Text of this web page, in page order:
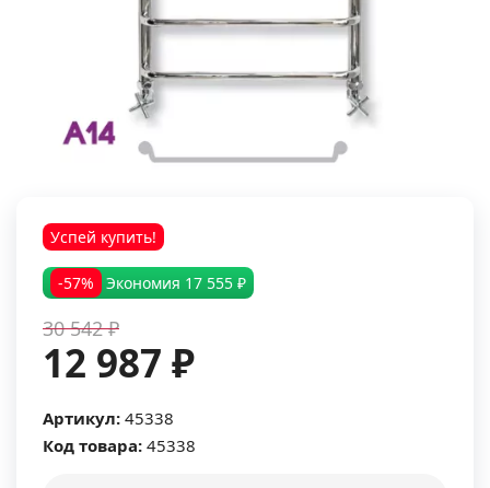
Успей купить!
-57% Экономия 17 555 ₽
30 542 ₽
12 987 ₽
Артикул: 45338
Код товара: 45338